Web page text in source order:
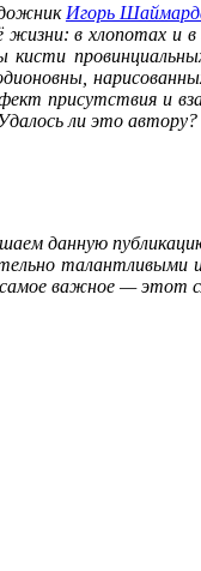
Игорь
в хлопотах и
присутствия и
ли это
данную
талантливыми
важное — этот